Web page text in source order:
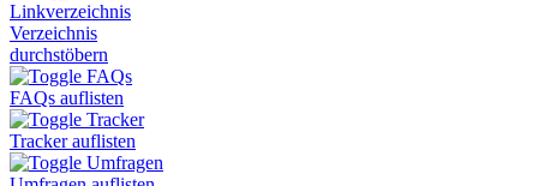
Linkverzeichnis
Verzeichnis
durchstöbern
FAQs
FAQs auflisten
Tracker
Tracker auflisten
Umfragen